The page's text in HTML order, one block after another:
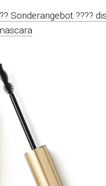
Sonderangebot ????